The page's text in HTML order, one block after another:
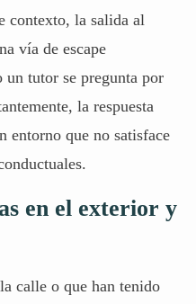
contexto, la salida al
vía de escape
un tutor se pregunta por
la respuesta
entorno que no satisface
en el exterior y
calle o que han tenido